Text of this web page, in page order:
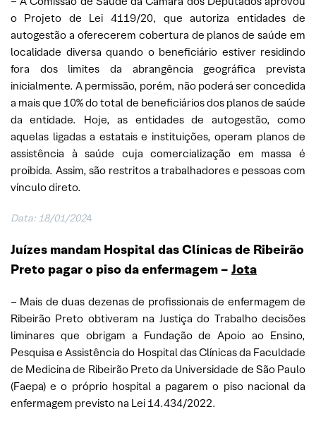
o Projeto de Lei 4119/20, que autoriza entidades de
autogestão a oferecerem cobertura de planos de saúde em
localidade diversa quando o beneficiário estiver residindo
fora dos limites da abrangência geográfica prevista
inicialmente. A permissão, porém, não poderá ser concedida
a mais que 10% do total de beneficiários dos planos de saúde
da entidade. Hoje, as entidades de autogestão, como
aquelas ligadas a estatais e instituições, operam planos de
assistência à saúde cuja comercialização em massa é
proibida. Assim, são restritos a trabalhadores e pessoas com
vínculo direto.
Data: 18/01/2024
Juízes mandam Hospital das Clínicas de Ribeirão
Preto pagar o piso da enfermagem – Jota
– Mais de duas dezenas de profissionais de enfermagem de
Ribeirão Preto obtiveram na Justiça do Trabalho decisões
liminares que obrigam a Fundação de Apoio ao Ensino,
Pesquisa e Assistência do Hospital das Clínicas da Faculdade
de Medicina de Ribeirão Preto da Universidade de São Paulo
(Faepa) e o próprio hospital a pagarem o piso nacional da
enfermagem previsto na Lei 14.434/2022.